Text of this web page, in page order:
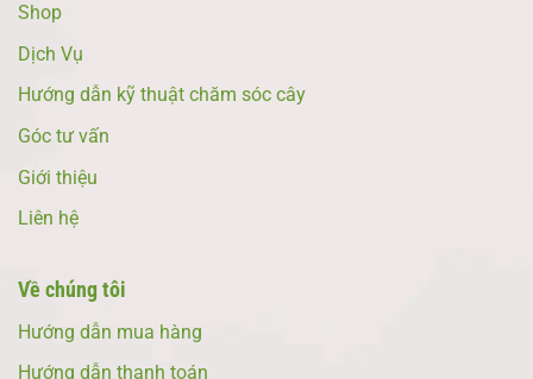
Shop
Dịch Vụ
Hướng dẫn kỹ thuật chăm sóc cây
Góc tư vấn
Giới thiệu
Liên hệ
Về chúng tôi
Hướng dẫn mua hàng
Hướng dẫn thanh toán